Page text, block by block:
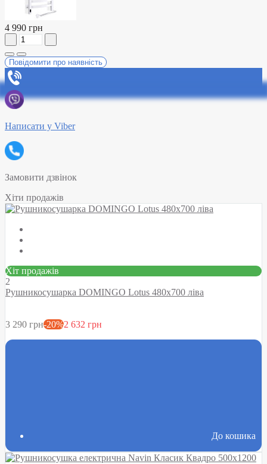
4 990 грн
Повідомити про наявність
Написати у Viber
Замовити дзвінок
Хіти продажів
Хіт продажів
2
Рушникосушарка DOMINGO Lotus 480х700 ліва
3 290 грн-20%2 632 грн
До кошика